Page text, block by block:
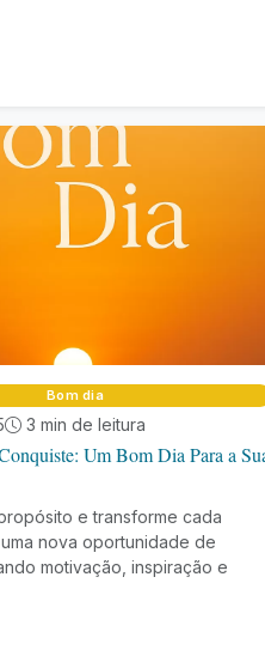
Bom dia
3 min de leitura
Um Bom Dia Para a
e transforme cada
nova oportunidade de
motivação, inspiração e